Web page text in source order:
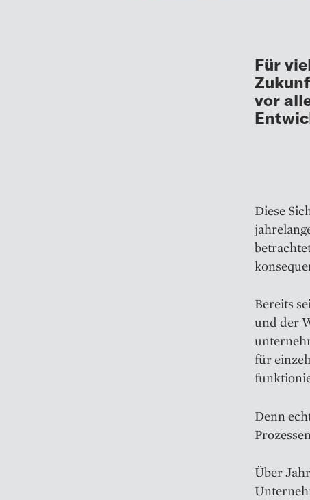
Für
vor
Diese
Bereits
und der
für
Denn
Über